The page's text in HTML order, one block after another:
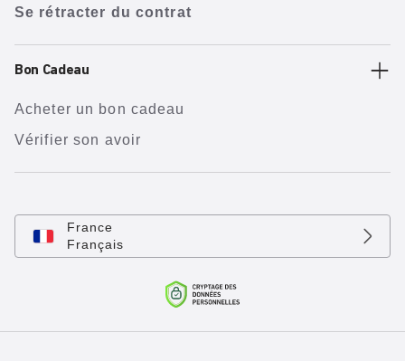
Se rétracter du contrat
Bon Cadeau
Acheter un bon cadeau
Vérifier son avoir
France
Français